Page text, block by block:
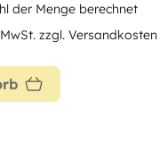
der Menge berechnet
zzgl. Versandkosten